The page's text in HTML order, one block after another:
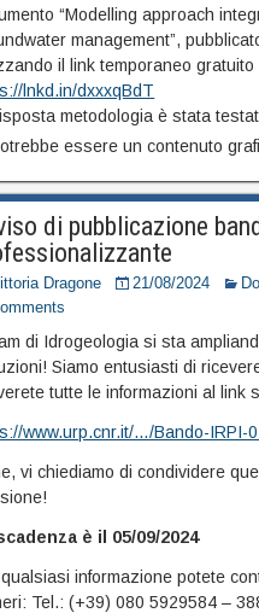
“Modelling approach
management”,
il link temporaneo
lnkd.in/dxxxqBdT
metodologia è stata
di pubblicazione
Dragone 21/08/2024
di Idrogeologia si sta
Siamo entusiasti di
tutte le informazioni al link
www.urp.cnr.it/…/Bando-IRPI-
vi chiediamo di condividere
è il 05/09/2024
informazione potete
Tel.: (+39) 080 5929584 –